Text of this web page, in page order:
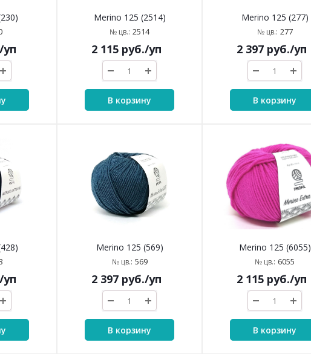
/уп
Merino 125 (2514)
№ цв.: 2514
2 115 руб./уп
В корзину
Merino 125 (277)
№ цв.: 277
2 397 руб./уп
В корзину
/уп
Merino 125 (569)
№ цв.: 569
2 397 руб./уп
В корзину
Merino 125 (6055)
№ цв.: 6055
2 115 руб./уп
В корзину